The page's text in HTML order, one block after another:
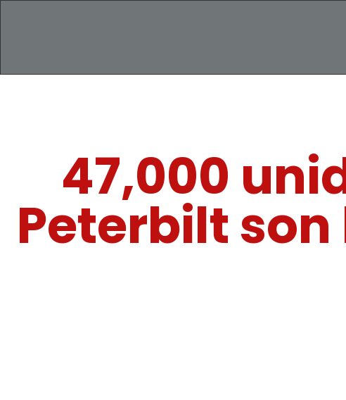
47,000
Peterbilt